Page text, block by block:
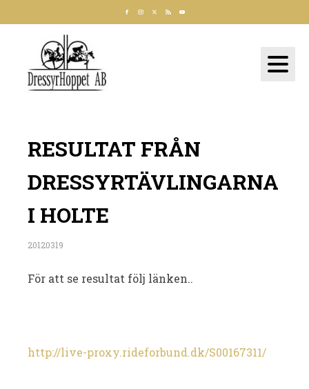
RESULTAT FRÅN
DRESSYRTÄVLINGARNA
I HOLTE
20120319
För att se resultat följ länken..
http://live-proxy.rideforbund.dk/S00167311/